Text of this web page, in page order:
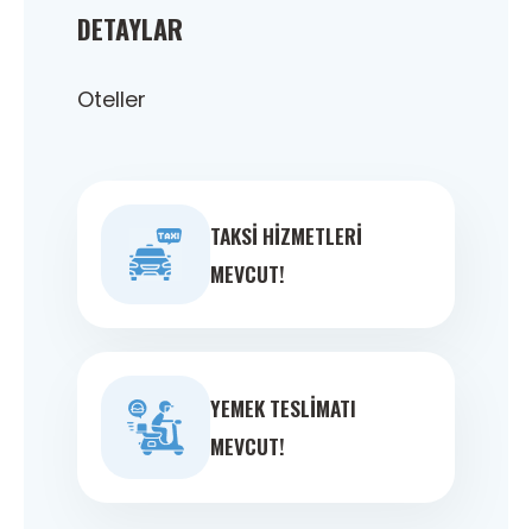
DETAYLAR
Oteller
TAKSI HIZMETLERI
MEVCUT!
YEMEK TESLIMATI
MEVCUT!